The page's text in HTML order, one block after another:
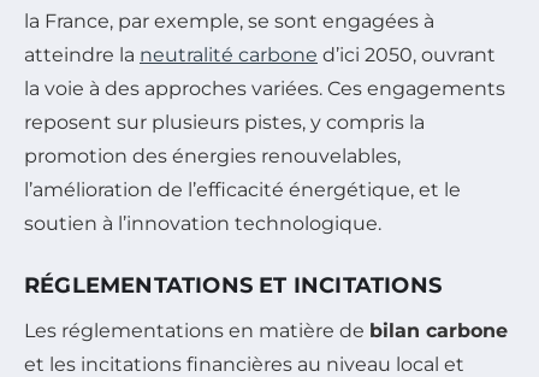
la France, par exemple, se sont engagées à
atteindre la neutralité carbone d’ici 2050, ouvrant
la voie à des approches variées. Ces engagements
reposent sur plusieurs pistes, y compris la
promotion des énergies renouvelables,
l’amélioration de l’efficacité énergétique, et le
soutien à l’innovation technologique.
RÉGLEMENTATIONS ET INCITATIONS
Les réglementations en matière de bilan carbone
et les incitations financières au niveau local et